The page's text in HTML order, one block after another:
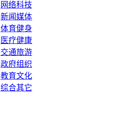
网络科技
新闻媒体
体育健身
医疗健康
交通旅游
政府组织
教育文化
综合其它